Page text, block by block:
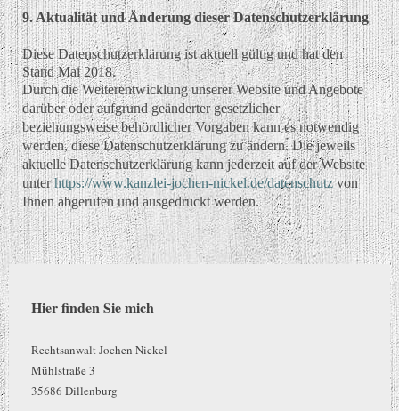
9. Aktualität und Änderung dieser Datenschutzerklärung
Diese Datenschutzerklärung ist aktuell gültig und hat den
Stand Mai 2018.
Durch die Weiterentwicklung unserer Website und Angebote
darüber oder aufgrund geänderter gesetzlicher
beziehungsweise behördlicher Vorgaben kann es notwendig
werden, diese Datenschutzerklärung zu ändern. Die jeweils
aktuelle Datenschutzerklärung kann jederzeit auf der Website
unterhttps://www.kanzlei-jochen-nickel.de/datenschutzvon
Ihnen abgerufen und ausgedruckt werden.
Hier finden Sie mich
Rechtsanwalt Jochen Nickel
Mühlstraße 3
35686 Dillenburg